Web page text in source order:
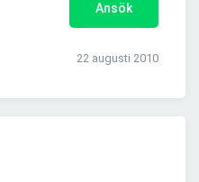
Ansök
22 augusti 2010